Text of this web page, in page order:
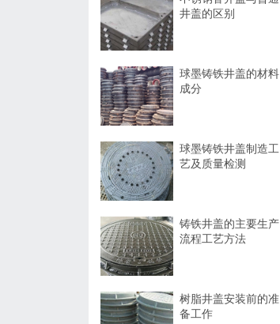
井盖的区别
球墨铸铁井盖的材料
成分
球墨铸铁井盖制造工
艺及质量检测
铸铁井盖的主要生产
流程工艺方法
树脂井盖安装前的准
备工作